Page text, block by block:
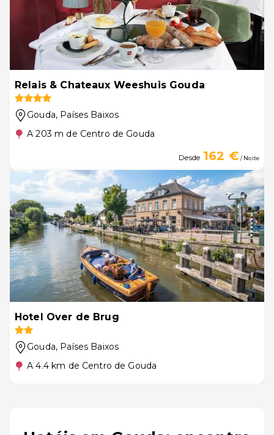
Relais & Chateaux Weeshuis Gouda
Gouda, Países Baixos
A 203 m de Centro de Gouda
Desde 162 €/ Noite
Hotel Over de Brug
Gouda, Países Baixos
A 4.4 km de Centro de Gouda